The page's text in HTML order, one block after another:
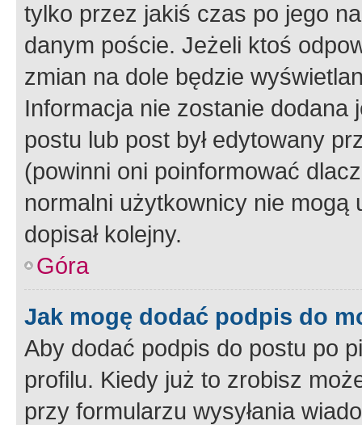
tylko przez jakiś czas po jego
danym poście. Jeżeli ktoś
zmian na dole będzie
Informacja nie zostanie dodana
postu lub post był edytowany
(powinni oni poinformować
normalni użytkownicy nie
dopisał kolejny.
Góra
Jak mogę dodać podpis do
Aby dodać podpis do postu po
profilu. Kiedy już to zrobisz
przy formularzu wysyłania